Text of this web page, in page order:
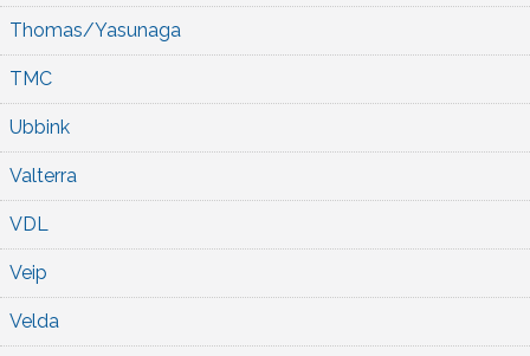
Thomas/Yasunaga
TMC
Ubbink
Valterra
VDL
Veip
Velda